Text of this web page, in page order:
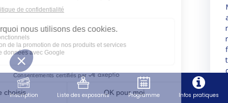
Inscription Liste des exposants Programme Infos pratiques